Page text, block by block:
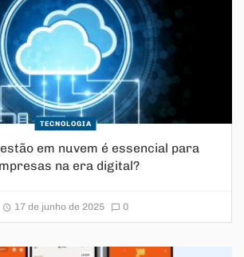
TECNOLOGIA
em nuvem é essencial para
na era digital?
17 de junho de 2025 0